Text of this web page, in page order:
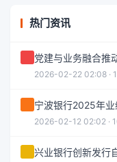
热门资讯
党建与业务融合推
2026-02-22 02:08 ·
宁波银行2025年
2026-02-12 02:02 ·
兴业银行创新发行